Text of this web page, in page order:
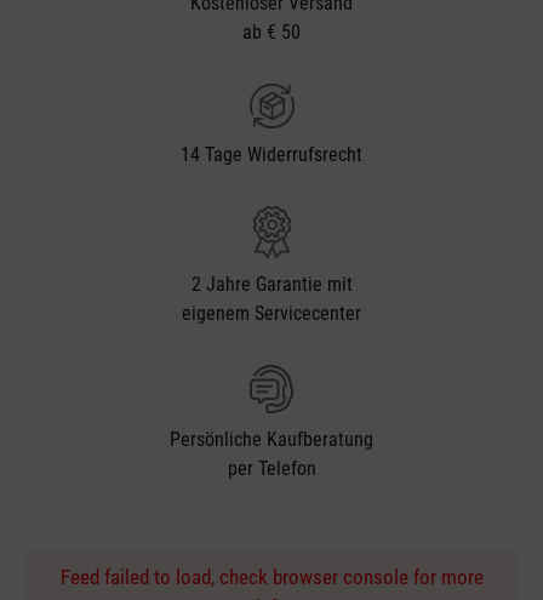
ab € 50
14 Tage Widerrufsrecht
2 Jahre Garantie mit
eigenem Servicecenter
Persönliche Kaufberatung
per Telefon
Feed failed to load, check browser console for more